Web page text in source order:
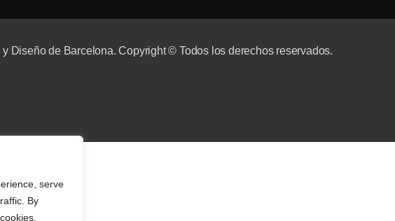
serve
By
Diseño de Barcelona. Copyright © Todos los derechos reservados.